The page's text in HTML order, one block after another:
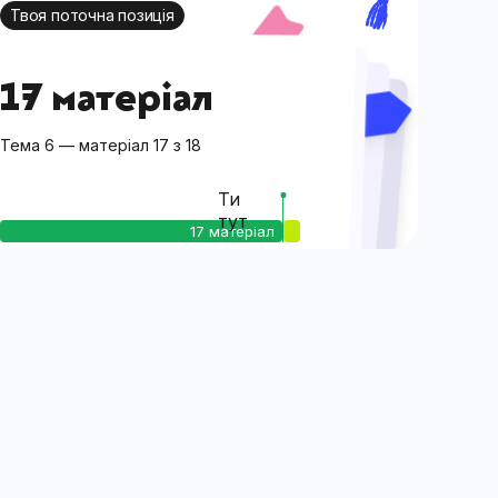
Твоя поточна позиція
17 матеріал
Тема 6 — матеріал 17 з 18
17 матеріал
Ти
тут